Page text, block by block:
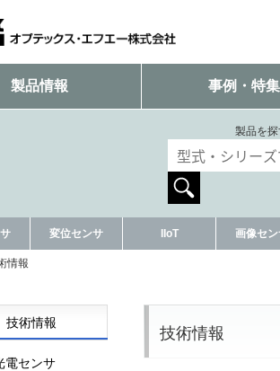
製品情報 事例・特集
製品を探
変位センサ IIoT 画像セ
情報
技術情報
電センサ
技術情報